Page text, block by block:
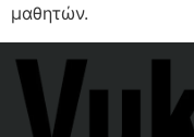
μαθητών.